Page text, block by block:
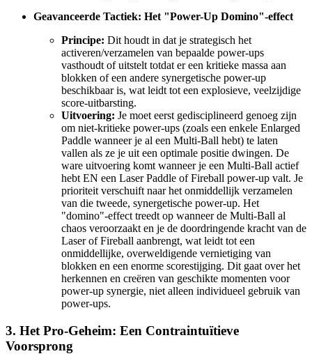
Geavanceerde Tactiek: Het "Power-Up Domino"-effect
Principe: Dit houdt in dat je strategisch het
activeren/verzamelen van bepaalde power-ups
vasthoudt of uitstelt totdat er een kritieke massa aan
blokken of een andere synergetische power-up
beschikbaar is, wat leidt tot een explosieve, veelzijdige
score-uitbarsting.
Uitvoering: Je moet eerst gedisciplineerd genoeg zijn
om niet-kritieke power-ups (zoals een enkele Enlarged
Paddle wanneer je al een Multi-Ball hebt) te laten
vallen als ze je uit een optimale positie dwingen. De
ware uitvoering komt wanneer je een Multi-Ball actief
hebt EN een Laser Paddle of Fireball power-up valt. Je
prioriteit verschuift naar het onmiddellijk verzamelen
van die tweede, synergetische power-up. Het
"domino"-effect treedt op wanneer de Multi-Ball al
chaos veroorzaakt en je de doordringende kracht van de
Laser of Fireball aanbrengt, wat leidt tot een
onmiddellijke, overweldigende vernietiging van
blokken en een enorme scorestijging. Dit gaat over het
herkennen en creëren van geschikte momenten voor
power-up synergie, niet alleen individueel gebruik van
power-ups.
3. Het Pro-Geheim: Een Contraintuïtieve
Voorsprong